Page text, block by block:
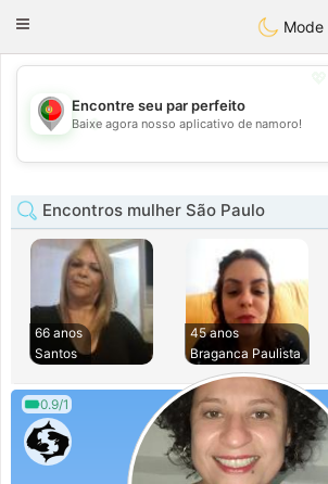
Portugues
Toggle
Mode
💖
💕
Encontre seu par perfeito
Baixe agora nosso aplicativo de namoro!
Encontros mulher São Paulo
66 anos
Santos
45 anos
Braganca Paulista
0.9/1